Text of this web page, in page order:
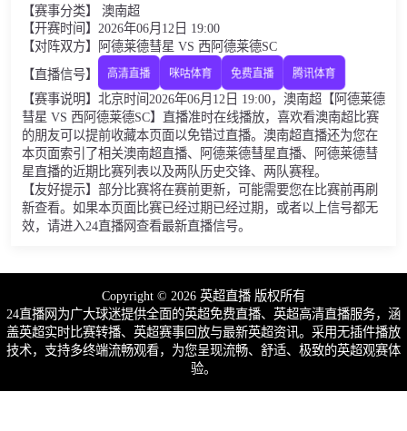
【赛事分类】 澳南超
【开赛时间】2026年06月12日 19:00
【对阵双方】阿德莱德彗星 VS 西阿德莱德SC
【直播信号】
高清直播 咪咕体育 免费直播 腾讯体育
【赛事说明】北京时间2026年06月12日 19:00，澳南超【阿德莱德
彗星 VS 西阿德莱德SC】直播准时在线播放，喜欢看澳南超比赛
的朋友可以提前收藏本页面以免错过直播。澳南超直播还为您在
本页面索引了相关澳南超直播、阿德莱德彗星直播、阿德莱德彗
星直播的近期比赛列表以及两队历史交锋、两队赛程。
【友好提示】部分比赛将在赛前更新，可能需要您在比赛前再刷
新查看。如果本页面比赛已经过期已经过期，或者以上信号都无
效，请进入24直播网查看最新直播信号。
Copyright © 2026 英超直播 版权所有
24直播网为广大球迷提供全面的英超免费直播、英超高清直播服务，涵
盖英超实时比赛转播、英超赛事回放与最新英超资讯。采用无插件播放
技术，支持多终端流畅观看，为您呈现流畅、舒适、极致的英超观赛体
验。